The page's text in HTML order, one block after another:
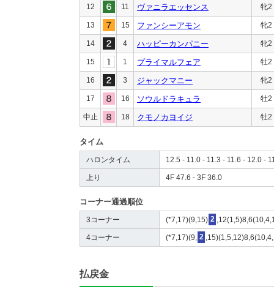
12 11 ヴァニラエッセンス 牝2
13 15 ファンシーアモン 牝2
14 4 ハッピーカンパニー 牝2
15 1 プライマルフェア 牡2
16 3 ジャックマニー 牝2
17 16 ソウルドラキュラ 牡2
中止 18 クモノカヨイジ 牡2
タイム
ハロンタイム 12.5 - 11.0 - 11.3 - 11.6 - 12.0 -
上り 4F 47.6 - 3F 36.0
コーナー通過順位
3コーナー (*7,17)(9,15) 2
4コーナー (*7,17)(9, 2
払戻金